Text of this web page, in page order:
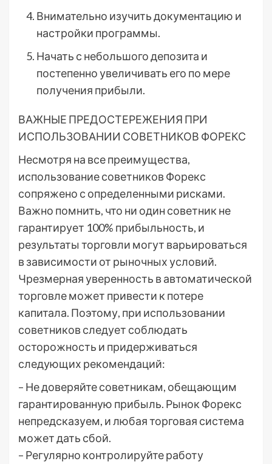
Внимательно изучить документацию и
настройки программы.
Начать с небольшого депозита и
постепенно увеличивать его по мере
получения прибыли.
ВАЖНЫЕ ПРЕДОСТЕРЕЖЕНИЯ ПРИ
ИСПОЛЬЗОВАНИИ СОВЕТНИКОВ ФОРЕКС
Несмотря на все преимущества,
использование советников Форекс
сопряжено с определенными рисками.
Важно помнить, что ни один советник не
гарантирует 100% прибыльность, и
результаты торговли могут варьироваться
в зависимости от рыночных условий.
Чрезмерная уверенность в автоматической
торговле может привести к потере
капитала. Поэтому, при использовании
советников следует соблюдать
осторожность и придерживаться
следующих рекомендаций:
– Не доверяйте советникам, обещающим
гарантированную прибыль. Рынок Форекс
непредсказуем, и любая торговая система
может дать сбой.
– Регулярно контролируйте работу